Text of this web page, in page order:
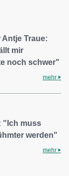
Traue:
mir
noch schwer"
mehr
"Ich muss
werden"
mehr